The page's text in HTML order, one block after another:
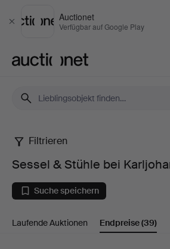
Schließen
Auctionet
Verfügbar auf Google Play
Sessel
Stühle
bei
Filtrieren
Sessel & Stühle bei
Suche speichern
Laufende Auktionen Endpreise(39)